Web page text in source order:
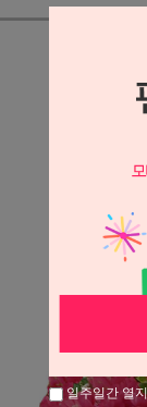
일주일간 열